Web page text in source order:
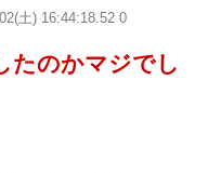
土) 16:44:18.52 0
たのかマジでし